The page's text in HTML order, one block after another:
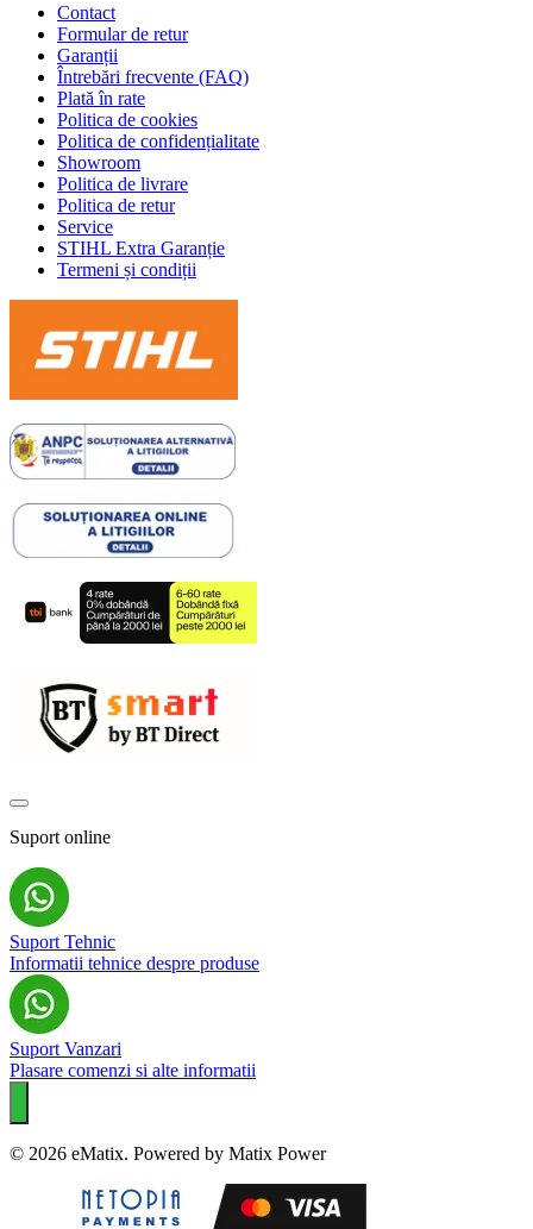
Contact
Formular de retur
Garanții
Întrebări frecvente (FAQ)
Plată în rate
Politica de cookies
Politica de confidențialitate
Showroom
Politica de livrare
Politica de retur
Service
STIHL Extra Garanție
Termeni și condiții
Suport online
Suport Tehnic
Informatii tehnice despre produse
Suport Vanzari
Plasare comenzi si alte informatii
© 2026 eMatix. Powered by Matix Power